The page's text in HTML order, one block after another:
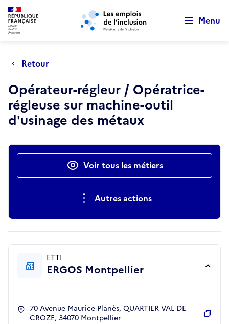
Aller au menu principal Aller au contenu principal
Menu
Retour
Opérateur-régleur / Opératrice-
régleuse sur machine-outil
d'usinage des métaux
Actions rapidesVoir tous les métiers
Autres actions
ETTI
ERGOS Montpellier
70 Avenue Maurice Planès, QUARTIER VAL DE
CROZE, 34070 Montpellier
Retour au début de la page
Panneau de gestion des cookies